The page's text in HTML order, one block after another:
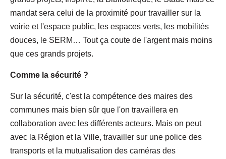
mandat sera celui de la proximité pour travailler sur la
voirie et l'espace public, les espaces verts, les mobilités
douces, le SERM… Tout ça coute de l'argent mais moins
que ces grands projets.
Comme la sécurité ?
Sur la sécurité, c'est la compétence des maires des
communes mais bien sûr que l'on travaillera en
collaboration avec les différents acteurs. Mais on peut
avec la Région et la Ville, travailler sur une police des
transports et la mutualisation des caméras des